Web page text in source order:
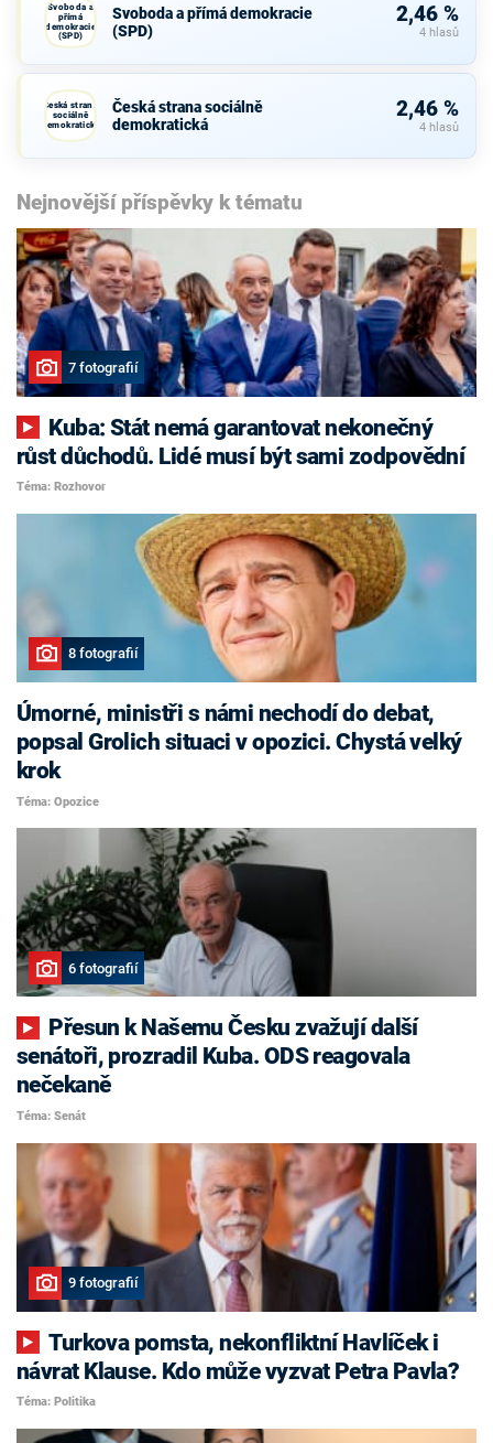
Svoboda a
přímá
demokracie
(SPD)
Svoboda a přímá demokracie
(SPD)
2,46 %
4 hlasů
Česká strana
sociálně
demokratická
Česká strana sociálně
demokratická
2,46 %
4 hlasů
Nejnovější příspěvky k tématu
7 fotografií
růst důchodů. Lidé musí být sami zodpovědní
Téma: Rozhovor
8 fotografií
Úmorné, ministři s námi nechodí do debat,
popsal Grolich situaci v opozici. Chystá velký
krok
Téma: Opozice
6 fotografií
senátoři, prozradil Kuba. ODS reagovala
nečekaně
Téma: Senát
9 fotografií
Turkova pomsta, nekonfliktní Havlíček i
návrat Klause. Kdo může vyzvat Petra Pavla?
Téma: Politika